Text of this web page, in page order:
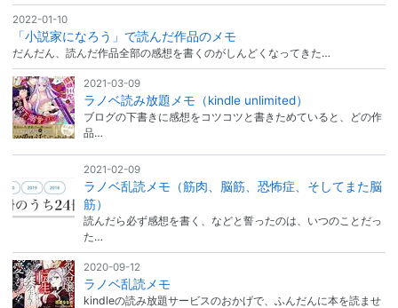
2022-01-10
「小説家になろう」で読んだ作品のメモ
だんだん、読んだ作品全部の感想を書くのがしんどくなってきた…
2021-03-09
ラノベ読み放題メモ（kindle unlimited）
ブログの下書きに感想をコツコツと書きためていると、どの作
品…
2021-02-09
ラノベ乱読メモ（筋肉、脳筋、恐怖症、そしてまた脳
筋）
読んだら必ず感想を書く、などと誓ったのは、いつのことだっ
た…
2020-09-12
ラノベ乱読メモ
kindleの読み放題サービスのおかげで、ふんだんに本を読ませ